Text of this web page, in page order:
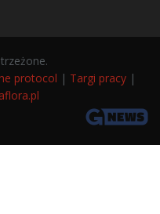
protocol | Targi pracy |